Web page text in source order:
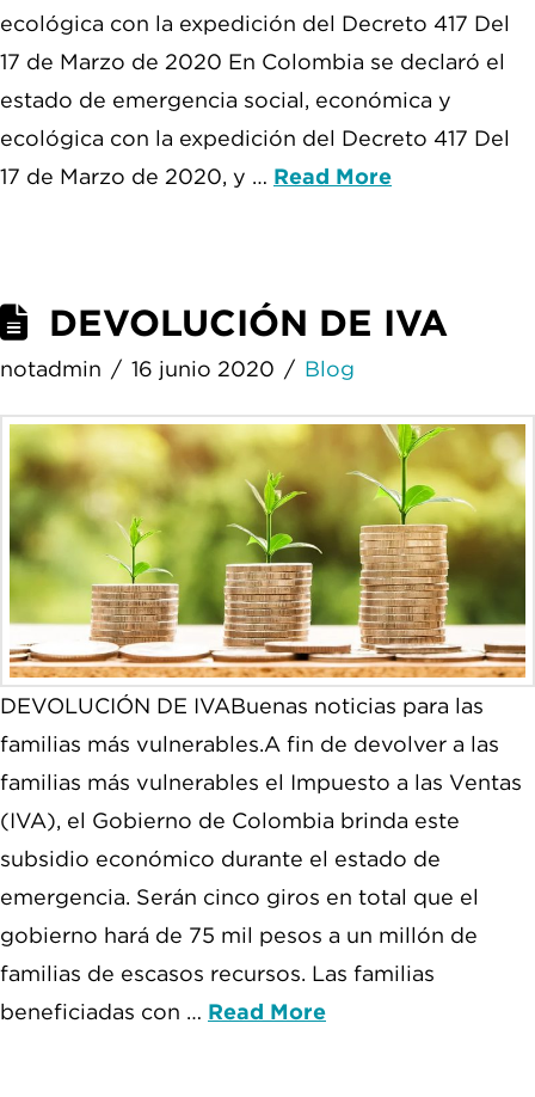
ecológica con la expedición del Decreto 417 Del
17 de Marzo de 2020 En Colombia se declaró el
estado de emergencia social, económica y
ecológica con la expedición del Decreto 417 Del
17 de Marzo de 2020, y … Read More
DEVOLUCIÓN DE IVA
notadmin 16 junio 2020 Blog
DEVOLUCIÓN DE IVABuenas noticias para las
familias más vulnerables.A fin de devolver a las
familias más vulnerables el Impuesto a las Ventas
(IVA), el Gobierno de Colombia brinda este
subsidio económico durante el estado de
emergencia. Serán cinco giros en total que el
gobierno hará de 75 mil pesos a un millón de
familias de escasos recursos. Las familias
beneficiadas con … Read More